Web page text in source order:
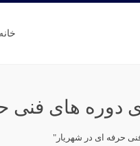
خانه
دوره های فنی
حرفه ای در شهریار"